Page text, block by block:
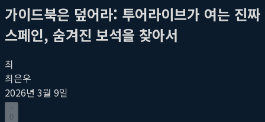
가이드북은 덮어라: 투어라이브가 여는 진짜
스페인, 숨겨진 보석을 찾아서
최
최은우
2026년 3월 9일
0